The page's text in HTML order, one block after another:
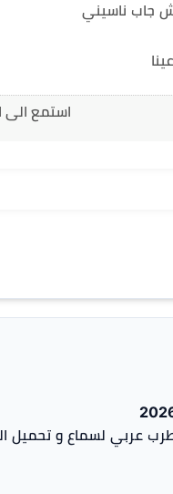
جاب ناسيني
استمع الى
عربي لسماع و تحميل